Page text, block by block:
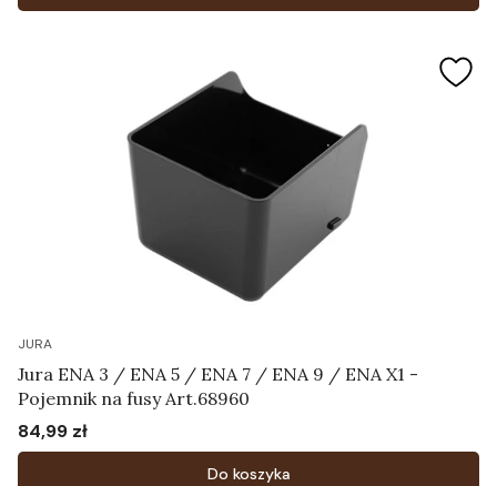
JURA
Jura ENA 3 / ENA 5 / ENA 7 / ENA 9 / ENA X1 -
Pojemnik na fusy Art.68960
Cena
84,99 zł
Do koszyka